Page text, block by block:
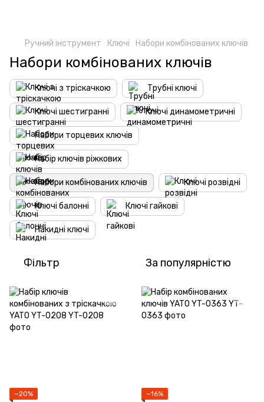
Ручний інструмент Ключі Набори комбінованих ключів
Набори комбінованих ключів
Ключі з тріскачкою Трубні ключі
Ключі шестигранні Ключі динамометричні
Набори торцевих ключів
Набір ключів ріжкових
Набори комбінованих ключів Ключі розвідні
Ключі балонні Ключі гайкові
Накидні ключі
Фільтр За популярністю
−20% −16%